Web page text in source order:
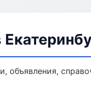
объявления,